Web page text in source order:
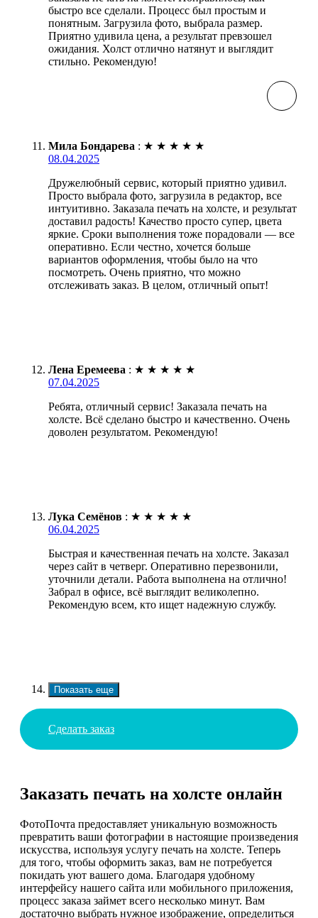
быстро все сделали. Процесс был простым и
понятным. Загрузила фото, выбрала размер.
Приятно удивила цена, а результат превзошел
ожидания. Холст отлично натянут и выглядит
стильно. Рекомендую!
Мила Бондарева : ★ ★ ★ ★ ★
08.04.2025
Дружелюбный сервис, который приятно удивил.
Просто выбрала фото, загрузила в редактор, все
интуитивно. Заказала печать на холсте, и результат
доставил радость! Качество просто супер, цвета
яркие. Сроки выполнения тоже порадовали — все
оперативно. Если честно, хочется больше
вариантов оформления, чтобы было на что
посмотреть. Очень приятно, что можно
отслеживать заказ. В целом, отличный опыт!
Лена Еремеева : ★ ★ ★ ★ ★
07.04.2025
Ребята, отличный сервис! Заказала печать на
холсте. Всё сделано быстро и качественно. Очень
доволен результатом. Рекомендую!
Лука Семёнов : ★ ★ ★ ★ ★
06.04.2025
Быстрая и качественная печать на холсте. Заказал
через сайт в четверг. Оперативно перезвонили,
уточнили детали. Работа выполнена на отлично!
Забрал в офисе, всё выглядит великолепно.
Рекомендую всем, кто ищет надежную службу.
Показать еще
Сделать заказ
Заказать печать на холсте онлайн
ФотоПочта предоставляет уникальную возможность
превратить ваши фотографии в настоящие произведения
искусства, используя услугу печать на холсте. Теперь
для того, чтобы оформить заказ, вам не потребуется
покидать уют вашего дома. Благодаря удобному
интерфейсу нашего сайта или мобильного приложения,
процесс заказа займет всего несколько минут. Вам
достаточно выбрать нужное изображение, определиться